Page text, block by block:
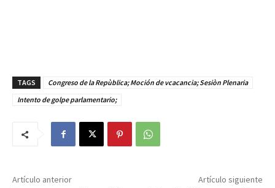
TAGS
Congreso de la Repùblica; Moción de vcacancia; Sesiòn Plenaria
Intento de golpe parlamentario;
Artículo anterior Artículo siguiente